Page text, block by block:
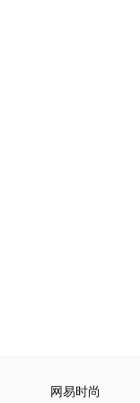
网易时尚